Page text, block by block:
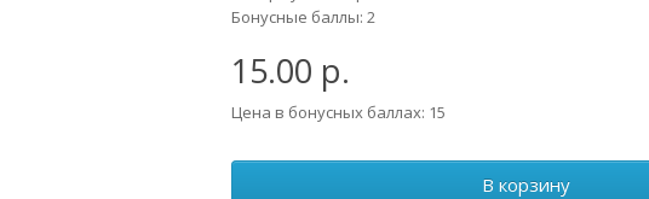
Бонусные баллы: 2
15.00 р.
Цена в бонусных баллах: 15
В корзину